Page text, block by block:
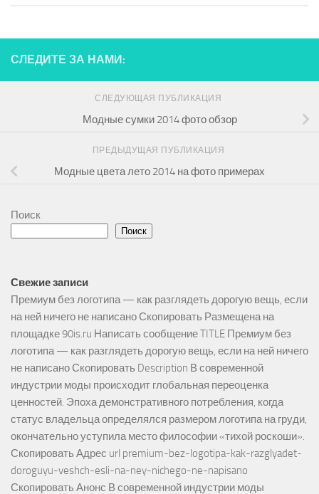
СЛЕДИТЕ ЗА НАМИ:
СЛЕДУЮЩАЯ ПУБЛИКАЦИЯ
Модные сумки 2014 фото обзор
ПРЕДЫДУЩАЯ ПУБЛИКАЦИЯ
Модные цвета лето 2014 на фото примерах
Поиск
Поиск
Свежие записи
Премиум без логотипа — как разглядеть дорогую вещь, если
на ней ничего не написано Скопировать Размещена на
площадке 90is.ru Написать сообщение TITLE Премиум без
логотипа — как разглядеть дорогую вещь, если на ней ничего
не написано Скопировать Description В современной
индустрии моды происходит глобальная переоценка
ценностей. Эпоха демонстративного потребления, когда
статус владельца определялся размером логотипа на груди,
окончательно уступила место философии «тихой роскоши».
Скопировать Адрес url premium-bez-logotipa-kak-razglyadet-
doroguyu-veshch-esli-na-ney-nichego-ne-napisano
Скопировать Анонс В современной индустрии моды